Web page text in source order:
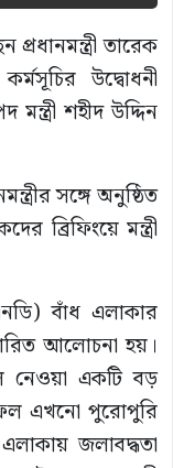
তারেক
উদ্বোধনী
শহীদ উদ্দিন
সঙ্গে অনুষ্ঠিত
ব্রিফিংয়ে মন্ত্রী
বাঁধ এলাকার
আলোচনা হয়।
নেওয়া একটি বড়
এখনো পুরোপুরি
জলাবদ্ধতা